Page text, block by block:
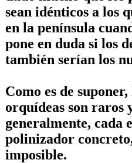
sean idénticos a los
en la península
pone en duda si los
también serían los
Como es de
orquídeas son raros
generalmente, cada
polinizador
imposible.